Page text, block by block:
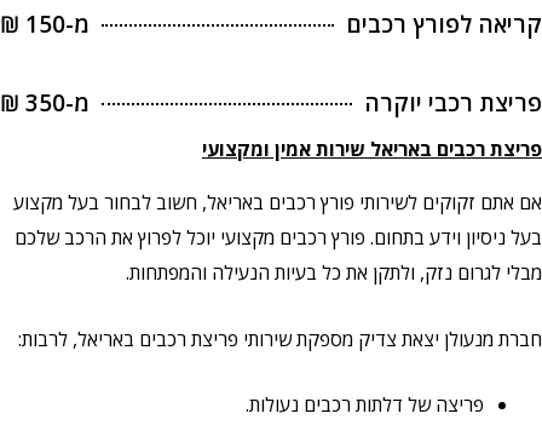
קריאה לפורץ רכבים מ-150 ₪
פריצת רכבי יוקרה מ-350 ₪
פריצת רכבים באריאל שירות אמין ומקצועי
אם אתם זקוקים לשירותי פורץ רכבים באריאל, חשוב לבחור בעל מקצוע
בעל ניסיון וידע בתחום. פורץ רכבים מקצועי יוכל לפרוץ את הרכב שלכם
מבלי לגרום נזק, ולתקן את כל בעיות הנעילה והמפתחות.
חברת מנעולן יצאת צדיק מספקת שירותי פריצת רכבים באריאל, לרבות:
פריצה של דלתות רכבים נעולות.